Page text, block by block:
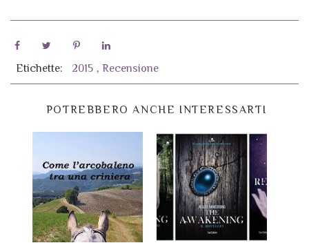
Etichette: 2015 , Recensione
POTREBBERO ANCHE INTERESSARTI